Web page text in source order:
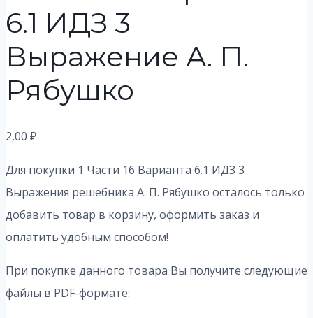
6.1 ИДЗ 3
Выражение А. П.
Рябушко
2,00 ₽
Для покупки 1 Части 16 Варианта 6.1 ИДЗ 3
Выражения решебника А. П. Рябушко осталось только
добавить товар в корзину, оформить заказ и
оплатить удобным способом!
При покупке данного товара Вы получите следующие
файлы в PDF-формате: